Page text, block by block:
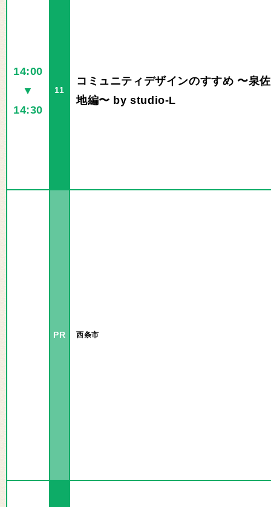
14:00
▼
14:30
11
コミュニティデザインのすすめ 〜泉
地編〜 by studio-L
PR 西条市